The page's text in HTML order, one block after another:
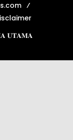
𝐔𝐓𝐀𝐌𝐀